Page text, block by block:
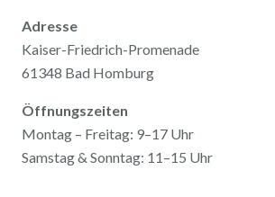
Adresse
Kaiser-Friedrich-Promenade
61348 Bad Homburg
Öffnungszeiten
Montag – Freitag: 9–17 Uhr
Samstag & Sonntag: 11–15 Uhr